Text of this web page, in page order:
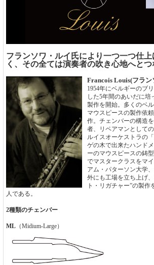
フランソワ・ルイ氏により一つ一つ仕
く、その全ては演奏者の吹き心地へとつ
Francois Louis(フラン
1954年にベルギーのブ
した5年間のあいだに
製作を開始。多くのベ
マウスピースの製作依
作。チェンバーの構造
者、リペアマンとして
ルイスオーケストラの「
ゲの木で出来たハンド
ーのマウスピースの鋳
でマスタークラスをマ
アム・パターソン大学
外にも工場を立ち上げ
ト・リガチャー”の製
人である。
2種類のチェンバー
ML （Midium-Large）